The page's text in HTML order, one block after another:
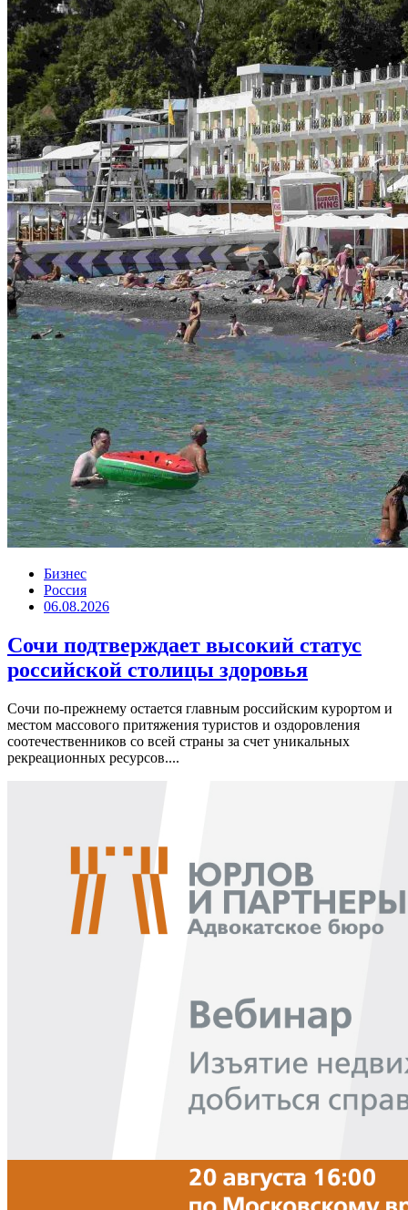
Бизнес
Россия
06.08.2026
Сочи подтверждает высокий статус
российской столицы здоровья
Сочи по-прежнему остается главным российским курортом и
местом массового притяжения туристов и оздоровления
соотечественников со всей страны за счет уникальных
рекреационных ресурсов....